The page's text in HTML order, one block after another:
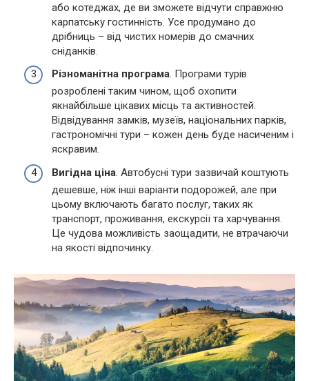
або котеджах, де ви зможете відчути справжню
карпатську гостинність. Усе продумано до
дрібниць – від чистих номерів до смачних
сніданків.
Різноманітна програма. Програми турів
розроблені таким чином, щоб охопити
якнайбільше цікавих місць та активностей.
Відвідування замків, музеїв, національних парків,
гастрономічні тури – кожен день буде насиченим і
яскравим.
Вигідна ціна. Автобусні тури зазвичай коштують
дешевше, ніж інші варіанти подорожей, але при
цьому включають багато послуг, таких як
транспорт, проживання, екскурсії та харчування.
Це чудова можливість заощадити, не втрачаючи
на якості відпочинку.